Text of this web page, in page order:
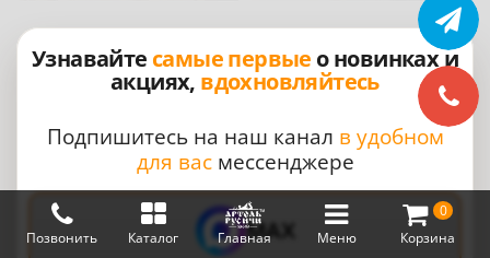
Меню
Позвонить Каталог Главная
0
Корзина
Узнавайте самые первые о новинках и
акциях, вдохновляйтесь
Подпишитесь на наш канал в удобном
для васмессенджере
MAX